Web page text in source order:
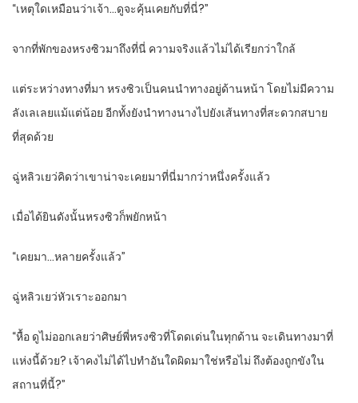
“เหตุใดเหมือนว่าเจ้า…ดูจะคุ้นเคยกับที่นี่?”
จากที่พักของหรงซิวมาถึงที่นี่ ความจริงแล้วไม่ได้เรียกว่าใกล้
แต่ระหว่างทางที่มา หรงซิวเป็นคนนำทางอยู่ด้านหน้า โดยไม่มีความ
ลังเลเลยแม้แต่น้อย อีกทั้งยังนำทางนางไปยังเส้นทางที่สะดวกสบาย
ที่สุดด้วย
ฉู่หลิวเยว่คิดว่าเขาน่าจะเคยมาที่นี่มากว่าหนึ่งครั้งแล้ว
เมื่อได้ยินดังนั้นหรงซิวก็พยักหน้า
“เคยมา…หลายครั้งแล้ว”
ฉู่หลิวเยว่หัวเราะออกมา
“หื้อ ดูไม่ออกเลยว่าศิษย์พี่หรงซิวที่โดดเด่นในทุกด้าน จะเดินทางมาที่
แห่งนี้ด้วย? เจ้าคงไม่ได้ไปทำอันใดผิดมาใช่หรือไม่ ถึงต้องถูกขังใน
สถานที่นี้?”